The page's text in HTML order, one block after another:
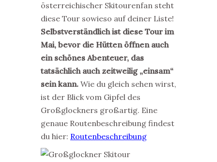
österreichischer Skitourenfan steht
diese Tour sowieso auf deiner Liste!
Selbstverständlich ist diese Tour im
Mai, bevor die Hütten öffnen auch
ein schönes Abenteuer, das
tatsächlich auch zeitweilig „einsam“
sein kann. Wie du gleich sehen wirst,
ist der Blick vom Gipfel des
Großglockners großartig. Eine
genaue Routenbeschreibung findest
du hier: Routenbeschreibung